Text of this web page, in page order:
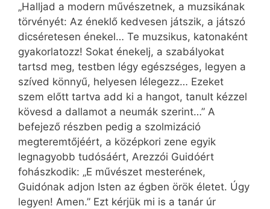
„Halljad a modern művészetnek, a muzsikának
törvényét: Az éneklő kedvesen játszik, a játszó
dicséretesen énekel… Te muzsikus, katonaként
gyakorlatozz! Sokat énekelj, a szabályokat
tartsd meg, testben légy egészséges, legyen a
szíved könnyű, helyesen lélegezz… Ezeket
szem előtt tartva add ki a hangot, tanult kézzel
kövesd a dallamot a neumák szerint…” A
befejező részben pedig a szolmizáció
megteremtőjéért, a középkori zene egyik
legnagyobb tudósáért, Arezzói Guidóért
fohászkodik: „E művészet mesterének,
Guidónak adjon Isten az égben örök életet. Úgy
legyen! Amen.” Ezt kérjük mi is a tanár úr